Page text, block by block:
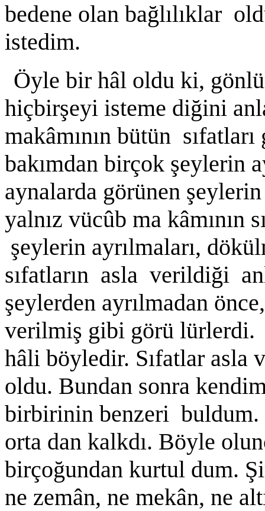
bedene olan bağlılıklar
istedim.
Öyle bir hâl oldu ki,
hiçbirşeyi isteme diğini
makâmının bütün
bakımdan birçok şeylerin
aynalarda görünen
yalnız vücûb ma kâmının
şeylerin ayrılmaları,
sıfatların asla verildiği
şeylerden ayrılmadan
verilmiş gibi görü
hâli böyledir. Sıfatlar asla
oldu. Bundan sonra
birbirinin benzeri buldum.
orta dan kalkdı. Böyle
birçoğundan kurtul dum.
ne zemân, ne mekân, ne